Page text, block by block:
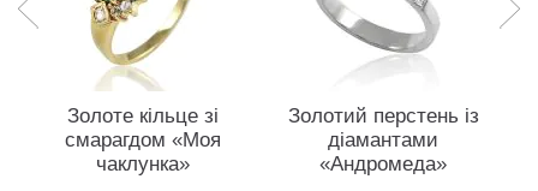
Золоте кільце зі
смарагдом «Моя
чаклунка»
Золотий перстень із
діамантами
«Андромеда»